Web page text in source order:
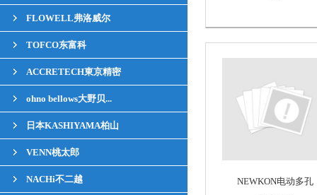
FLOWELL弗洛威尔
TOFCO东富科
ACCRETECH東京精密
ohno bellows大野贝...
日本KASHIYAMA柏山
VENN桃太郎
NACHi不二越 NEWKON电动多孔